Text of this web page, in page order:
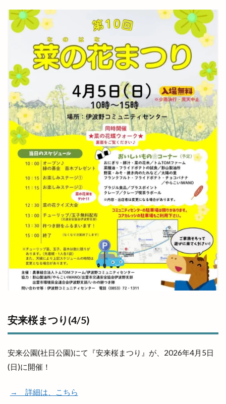
安来桜まつり(4/5)
安来公園(社日公園)にて『安来桜まつり』が、2026年4月5日
(日)に開催！
→ 詳細は、こちら